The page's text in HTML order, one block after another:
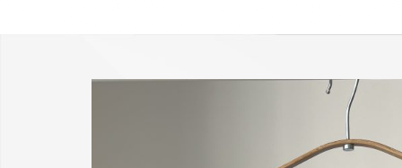
-25 % a webshopban!
Kupon: summer25